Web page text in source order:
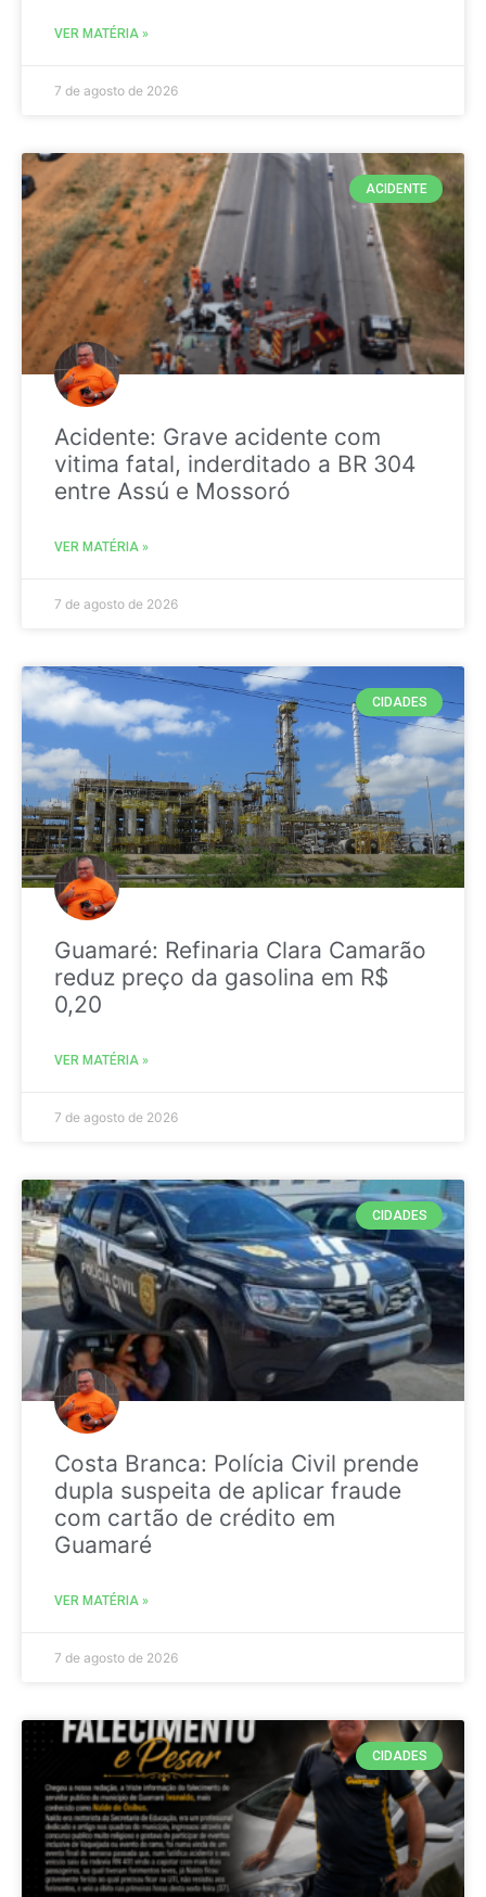
VER MATÉRIA »
7 de agosto de 2026
ACIDENTE
Acidente: Grave acidente com
vitima fatal, inderditado a BR 304
entre Assú e Mossoró
VER MATÉRIA »
7 de agosto de 2026
CIDADES
Guamaré: Refinaria Clara Camarão
reduz preço da gasolina em R$
0,20
VER MATÉRIA »
7 de agosto de 2026
CIDADES
Costa Branca: Polícia Civil prende
dupla suspeita de aplicar fraude
com cartão de crédito em
Guamaré
VER MATÉRIA »
7 de agosto de 2026
CIDADES